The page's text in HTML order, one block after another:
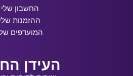
החשבון שלי
ההזמנות שלי
המועדפים
העידן